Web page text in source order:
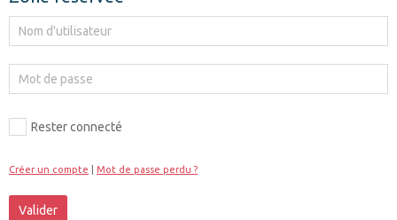
Rester connecté
Créer un compte Mot de passe perdu ?
Valider